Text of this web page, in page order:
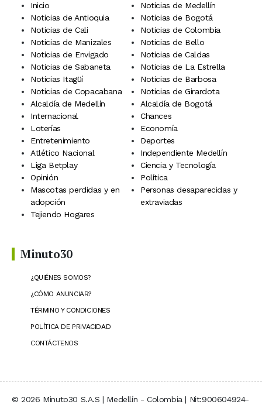
Inicio
Noticias de Medellín
Noticias de Antioquia
Noticias de Bogotá
Noticias de Cali
Noticias de Colombia
Noticias de Manizales
Noticias de Bello
Noticias de Envigado
Noticias de Caldas
Noticias de Sabaneta
Noticias de La Estrella
Noticias Itagüí
Noticias de Barbosa
Noticias de Copacabana
Noticias de Girardota
Alcaldía de Medellín
Alcaldía de Bogotá
Internacional
Chances
Loterías
Economía
Entretenimiento
Deportes
Atlético Nacional
Independiente Medellín
Liga Betplay
Ciencia y Tecnología
Opinión
Política
Mascotas perdidas y en
adopción
Personas desaparecidas y
extraviadas
Tejiendo Hogares
Minuto30
¿QUIÉNES SOMOS?
¿CÓMO ANUNCIAR?
TÉRMINO Y CONDICIONES
POLÍTICA DE PRIVACIDAD
CONTÁCTENOS
© 2026 Minuto30 S.A.S | Medellín - Colombia | Nit:900604924-